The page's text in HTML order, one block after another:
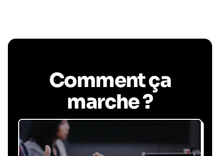
Comment ça
marche ?